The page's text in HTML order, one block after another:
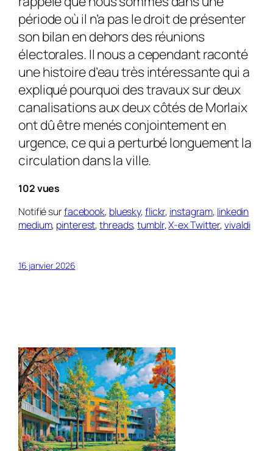
période où il n’a pas le droit de présenter
son bilan en dehors des réunions
électorales. Il nous a cependant raconté
une histoire d’eau très intéressante qui a
expliqué pourquoi des travaux sur deux
canalisations aux deux côtés de Morlaix
ont dû être menés conjointement en
urgence, ce qui a perturbé longuement la
circulation dans la ville.
102 vues
Notifié surfacebook, bluesky,flickr, instagram, linkedin
medium, pinterest,threads,tumblr,X-ex Twitter,vivaldi
16 janvier 2026